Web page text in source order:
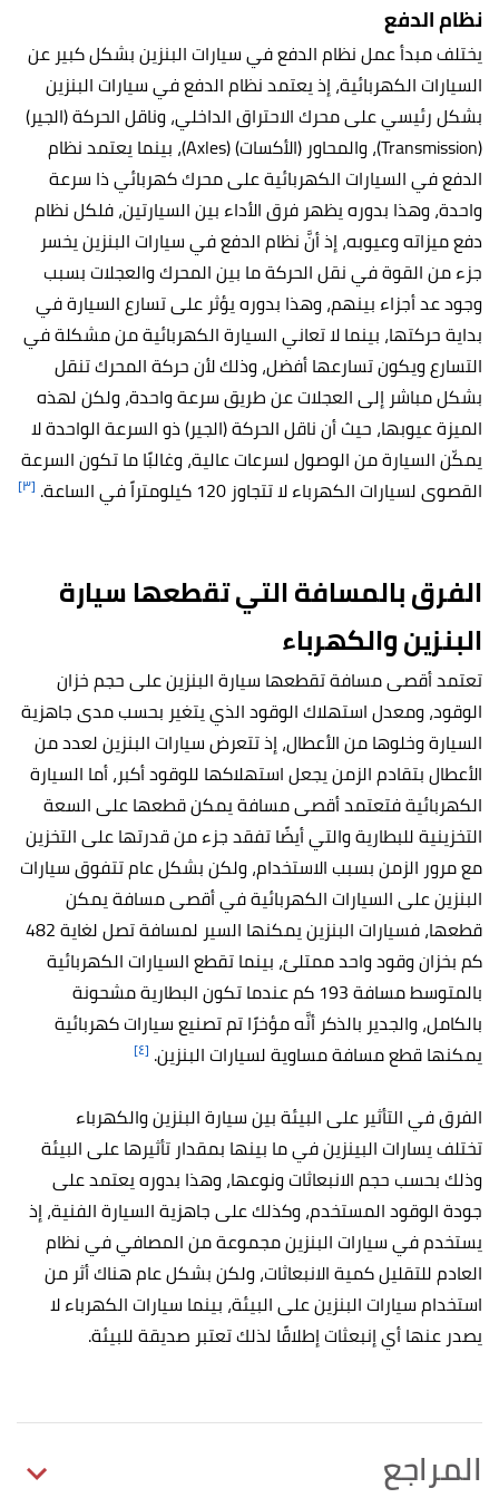
نظام الدفع
يختلف مبدأ عمل نظام الدفع في سيارات البنزين بشكل كبير عن
السيارات الكهربائية، إذ يعتمد نظام الدفع في سيارات البنزين
بشكل رئيسي على محرك الاحتراق الداخلي، وناقل الحركة (الجير)
(Transmission)، والمحاور (الأكسات) (Axles)، بينما يعتمد نظام
الدفع في السيارات الكهربائية على محرك كهربائي ذا سرعة
واحدة، وهذا بدوره يظهر فرق الأداء بين السيارتين، فلكل نظام
دفع ميزاته وعيوبه، إذ أنَّ نظام الدفع في سيارات البنزين يخسر
جزء من القوة في نقل الحركة ما بين المحرك والعجلات بسبب
وجود عد أجزاء بينهم، وهذا بدوره يؤثر على تسارع السيارة في
بداية حركتها، بينما لا تعاني السيارة الكهربائية من مشكلة في
التسارع ويكون تسارعها أفضل، وذلك لأن حركة المحرك تنقل
بشكل مباشر إلى العجلات عن طريق سرعة واحدة، ولكن لهذه
الميزة عيوبها، حيث أن ناقل الحركة (الجير) ذو السرعة الواحدة لا
يمكّن السيارة من الوصول لسرعات عالية، وغالبًا ما تكون السرعة
القصوى لسيارات الكهرباء لا تتجاوز 120 كيلومتراً في الساعة.
[٣]
الفرق بالمسافة التي تقطعها سيارة
البنزين والكهرباء
تعتمد أقصى مسافة تقطعها سيارة البنزين على حجم خزان
الوقود، ومعدل استهلاك الوقود الذي يتغير بحسب مدى جاهزية
السيارة وخلوها من الأعطال، إذ تتعرض سيارات البنزين لعدد من
الأعطال بتقادم الزمن يجعل استهلاكها للوقود أكبر، أما السيارة
الكهربائية فتعتمد أقصى مسافة يمكن قطعها على السعة
التخزينية للبطارية والتي أيضًا تفقد جزء من قدرتها على التخزين
مع مرور الزمن بسبب الاستخدام، ولكن بشكل عام تتفوق سيارات
البنزين على السيارات الكهربائية في أقصى مسافة يمكن
قطعها، فسيارات البنزين يمكنها السير لمسافة تصل لغاية 482
كم بخزان وقود واحد ممتلئ، بينما تقطع السيارات الكهربائية
بالمتوسط مسافة 193 كم عندما تكون البطارية مشحونة
بالكامل، والجدير بالذكر أنَّه مؤخرًا تم تصنيع سيارات كهربائية
يمكنها قطع مسافة مساوية لسيارات البنزين. [٤]
الفرق في التأثير على البيئة بين سيارة البنزين والكهرباء
تختلف يسارات البينزين في ما بينها بمقدار تأثيرها على البيئة
وذلك بحسب حجم الانبعاثات ونوعها، وهذا بدوره يعتمد على
جودة الوقود المستخدم، وكذلك على جاهزية السيارة الفنية، إذ
يستخدم في سيارات البنزين مجموعة من المصافي في نظام
العادم للتقليل كمية الانبعاثات، ولكن بشكل عام هناك أثر من
استخدام سيارات البنزين على البيئة، بينما سيارات الكهرباء لا
يصدر عنها أي إنبعثات إطلاقًا لذلك تعتبر صديقة للبيئة.
المراجع